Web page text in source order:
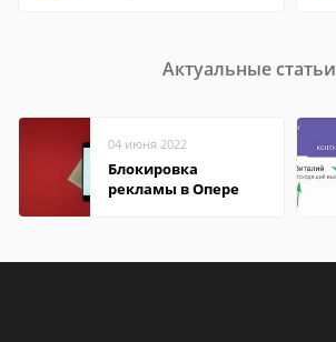
Актуальные статьи
04 июня 2022
Блокировка
рекламы в Опере